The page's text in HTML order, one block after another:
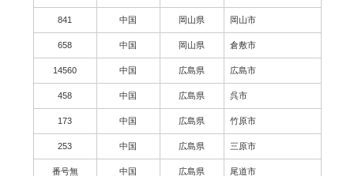
841 中国 岡山県 岡山市
658 中国 岡山県 倉敷市
14560 中国 広島県 広島市
458 中国 広島県 呉市
173 中国 広島県 竹原市
253 中国 広島県 三原市
番号無 中国 広島県 尾道市